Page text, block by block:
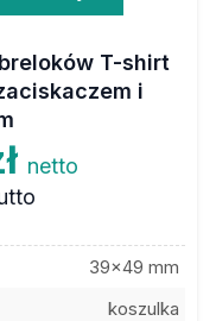
T-shirt
i
netto
39x49 mm
koszulka